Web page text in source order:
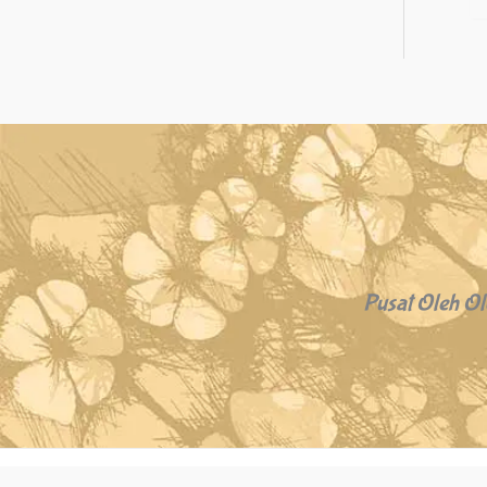
Pusat Oleh